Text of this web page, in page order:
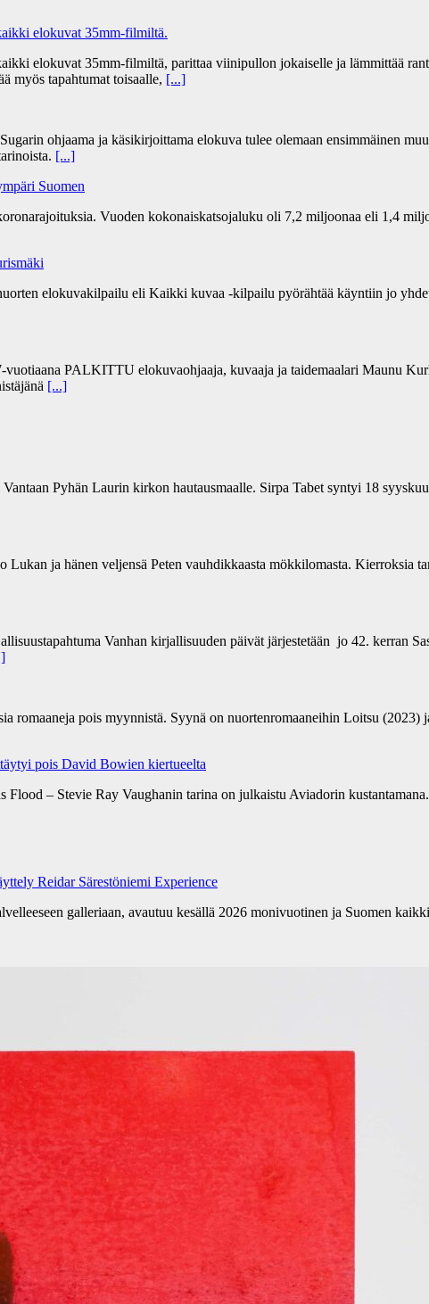
elokuvat 35mm-filmiltä.
elokuvat 35mm-filmiltä, parittaa viinipullon jokaiselle ja lämmittää
myös tapahtumat toisaalle, [...]
ohjaama ja käsikirjoittama elokuva tulee olemaan ensimmäinen
[...]
Suomen
Vuoden kokonaiskatsojaluku oli 7,2 miljoonaa eli 1,4
elokuvakilpailu eli Kaikki kuvaa -kilpailu pyörähtää käyntiin jo
PALKITTU elokuvaohjaaja, kuvaaja ja taidemaalari Maunu
[...]
Pyhän Laurin kirkon hautausmaalle. Sirpa Tabet syntyi 18
Lukan ja hänen veljensä Peten vauhdikkaasta mökkilomasta.
Vanhan kirjallisuuden päivät järjestetään jo 42. kerran
pois myynnistä. Syynä on nuortenromaaneihin Loitsu (2023)
pois David Bowien kiertueelta
– Stevie Ray Vaughanin tarina on julkaistu Aviadorin
Reidar Särestöniemi Experience
galleriaan, avautuu kesällä 2026 monivuotinen ja Suomen